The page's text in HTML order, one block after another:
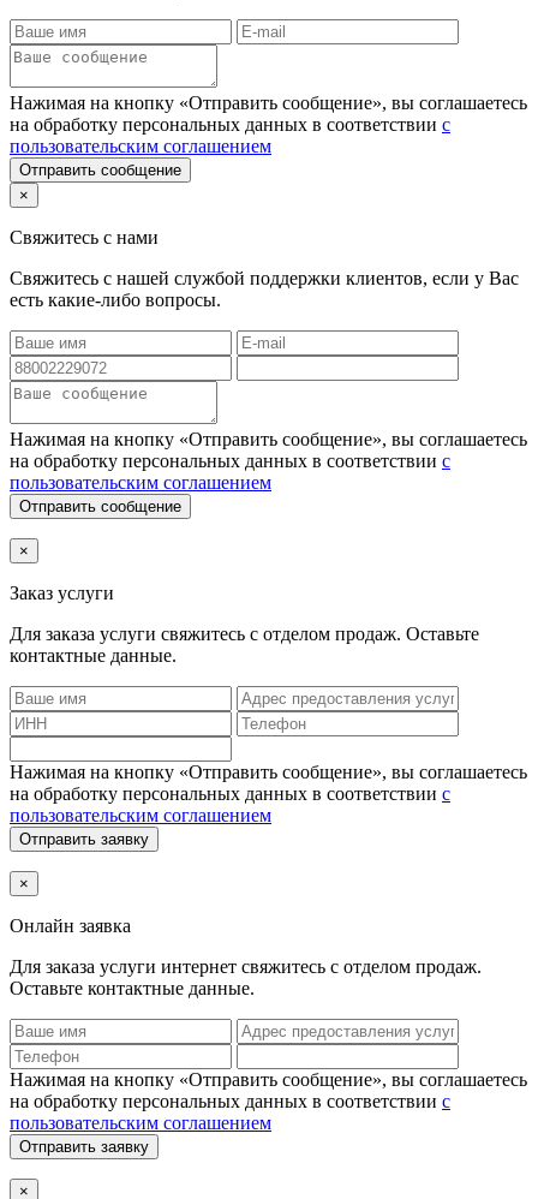
Нажимая на кнопку «Отправить сообщение», вы соглашаетесь
на обработку персональных данных в соответствии с
пользовательским соглашением
Отправить сообщение
×
Свяжитесь с нами
Свяжитесь с нашей службой поддержки клиентов, если у Вас
есть какие-либо вопросы.
Нажимая на кнопку «Отправить сообщение», вы соглашаетесь
на обработку персональных данных в соответствии с
пользовательским соглашением
Отправить сообщение
×
Заказ услуги
Для заказа услуги свяжитесь с отделом продаж. Оставьте
контактные данные.
Нажимая на кнопку «Отправить сообщение», вы соглашаетесь
на обработку персональных данных в соответствии с
пользовательским соглашением
Отправить заявку
×
Онлайн заявка
Для заказа услуги интернет свяжитесь с отделом продаж.
Оставьте контактные данные.
Нажимая на кнопку «Отправить сообщение», вы соглашаетесь
на обработку персональных данных в соответствии с
пользовательским соглашением
Отправить заявку
×